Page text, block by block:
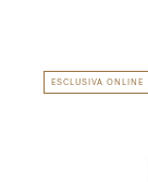
ESCLUSIVA ONLINE